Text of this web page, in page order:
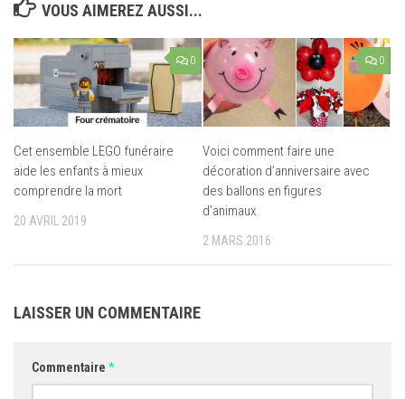
VOUS AIMEREZ AUSSI...
0
Cet ensemble LEGO funéraire
aide les enfants à mieux
comprendre la mort
20 AVRIL 2019
0
Voici comment faire une
décoration d’anniversaire avec
des ballons en figures
d’animaux
2 MARS 2016
LAISSER UN COMMENTAIRE
Commentaire *